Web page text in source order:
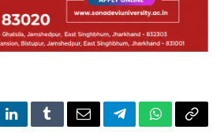
LinkedInTumblrEmailTelegramWhatsApp
Copy